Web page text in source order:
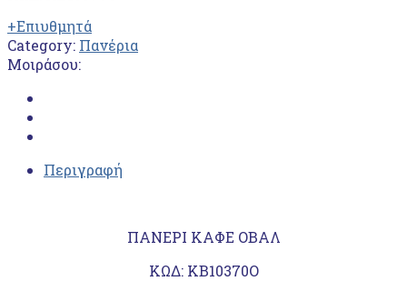
+Επιυθμητά
Category: Πανέρια
Μοιράσου:
Περιγραφή
ΠΑΝΕΡΙ ΚΑΦΕ ΟΒΑΛ
KΩΔ: ΚΒ10370Ο